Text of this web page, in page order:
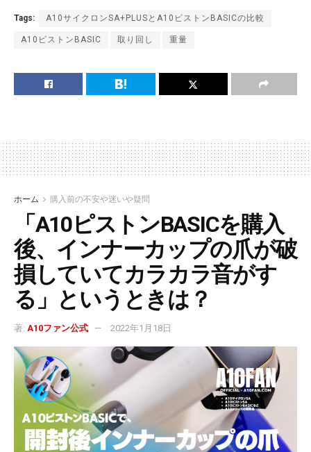
Tags: A10サイクロンSA+PLUSとA10ピストンBASICの比較
A10ピストンBASIC 取り回し 重量
ホーム 購入前の不安や迷いや疑問
「A10ピストンBASICを購入
後、インナーカップの爪が破
損していてカラカラ音がす
る」というときは？
著: A10ファン公式 2022年1月18日